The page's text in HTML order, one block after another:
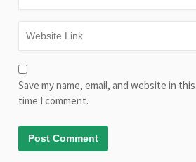
Save my name, email, and website in
time I comment.